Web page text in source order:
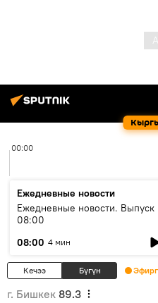
00:00
Ежедневные новости
Ежедневные новости. Выпуск
08:00
08:00 4 мин
Кечээ Бүгүн
г. Бишкек 89.3